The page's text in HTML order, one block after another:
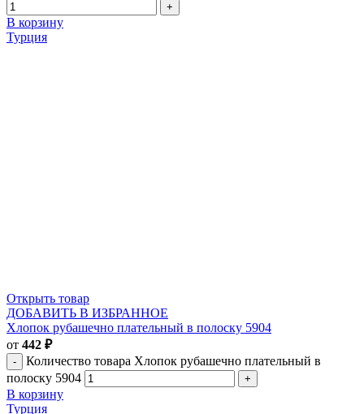
В корзину
Турция
Открыть товар
ДОБАВИТЬ В ИЗБРАННОЕ
Хлопок рубашечно плательный в полоску 5904
от 442 ₽
Количество товара Хлопок рубашечно плательный в
полоску 5904
В корзину
Турция